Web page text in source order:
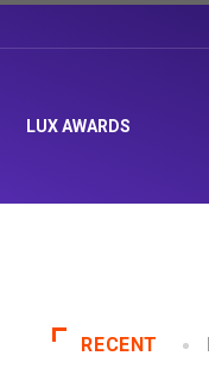
LUX AWARDS
RECENT